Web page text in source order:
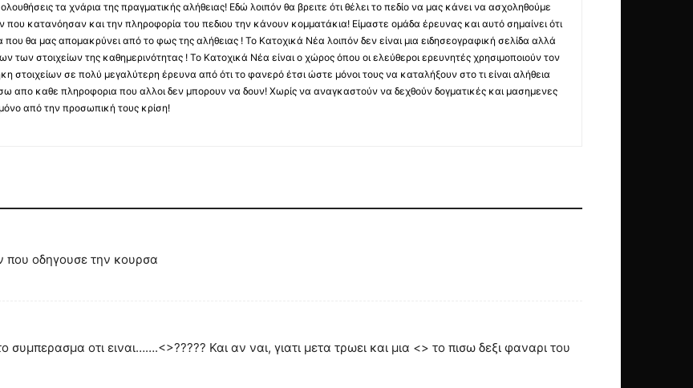
τα χνάρια της πραγματικής αλήθειας! Εδώ λοιπόν θα βρειτε ότι θέλει το πεδίο να μας κάνει να ασχοληθούμε
που κατανόησαν και την πληροφορία του πεδιου την κάνουν κομματάκια! Είμαστε ομάδα έρευνας και αυτό σημαίνει ότι
θα μας απομακρύνει από το φως της αλήθειας ! Το Κατοχικά Νέα λοιπόν δεν είναι μια ειδησεογραφική σελίδα αλλά
των στοιχείων της καθημερινότητας ! Το Κατοχικά Νέα είναι ο χώρος όπου οι ελεύθεροι ερευνητές χρησιμοποιούν τον
στοιχείων σε πολύ μεγαλύτερη έρευνα από ότι το φανερό έτσι ώστε μόνοι τους να καταλήξουν στο τι είναι αλήθεια
απο καθε πληροφορια που αλλοι δεν μπορουν να δουν! Χωρίς να αναγκαστούν να δεχθούν δογματικές και μασημενες
από την προσωπική τους κρίση!
που οδηγουσε την κουρσα
οτι ειναι…….<>????? Και αν ναι, γιατι μετα τρωει και μια <> το πισω δεξι φαναρι του